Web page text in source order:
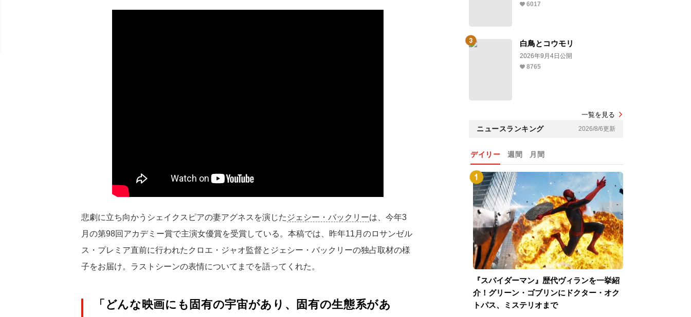
悲劇に立ち向かうシェイクスピアの妻アグネスを演じた ジェシー・バックリーは、今年3
月の第98回アカデミー賞で主演女優賞を受賞している。本稿では、昨年11月のロサンゼル
ス・プレミア直前に行われたクロエ・ジャオ監督とジェシー・バックリーの独占取材の様
子をお届け。ラストシーンの表情についてまでを語ってくれた。
「どんな映画にも固有の宇宙があり、固有の生態系があ
6017
白鳥とコウモリ
2026年9月4日公開
8765
一覧を見る
ニュースランキング 2026/8/6更新
デイリー 週間 月間
『スパイダーマン』歴代ヴィランを一挙紹
介！グリーン・ゴブリンにドクター・オク
トパス、ミステリオまで